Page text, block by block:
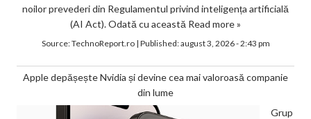
noilor prevederi din Regulamentul privind inteligența artificială
(AI Act). Odată cu această Read more »
Source:TechnoReport.ro| Published:august 3, 2026 - 2:43 pm
Apple depășește Nvidia și devine cea mai valoroasă companie
din lume
Grup